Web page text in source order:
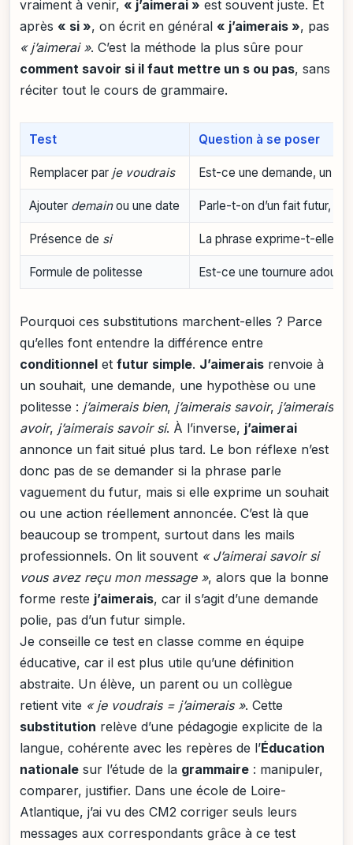
vraiment à venir, « j’aimerai » est souvent juste. Et
après « si », on écrit en général « j’aimerais », pas
« j’aimerai ». C’est la méthode la plus sûre pour
comment savoir si il faut mettre un s ou pas, sans
réciter tout le cours de grammaire.
Test Question à se poser
Remplacer par je voudrais Est-ce une demande, un
Ajouter demainou une date Parle-t-on d’un fait futur,
Présence de si La phrase exprime-t-elle
Formule de politesse Est-ce une tournure
Pourquoi ces substitutions marchent-elles ? Parce
qu’elles font entendre la différence entre
conditionnel et futur simple. J’aimerais renvoie à
un souhait, une demande, une hypothèse ou une
politesse : j’aimerais bien, j’aimerais savoir, j’aimerais
avoir, j’aimerais savoir si. À l’inverse, j’aimerai
annonce un fait situé plus tard. Le bon réflexe n’est
donc pas de se demander si la phrase parle
vaguement du futur, mais si elle exprime un souhait
ou une action réellement annoncée. C’est là que
beaucoup se trompent, surtout dans les mails
professionnels. On lit souvent « J’aimerai savoir si
vous avez reçu mon message », alors que la bonne
forme reste j’aimerais, car il s’agit d’une demande
polie, pas d’un futur simple.
Je conseille ce test en classe comme en équipe
éducative, car il est plus utile qu’une définition
abstraite. Un élève, un parent ou un collègue
retient vite « je voudrais = j’aimerais ». Cette
substitution relève d’une pédagogie explicite de la
langue, cohérente avec les repères de l’Éducation
nationale sur l’étude de la grammaire : manipuler,
comparer, justifier. Dans une école de Loire-
Atlantique, j’ai vu des CM2 corriger seuls leurs
messages aux correspondants grâce à ce test